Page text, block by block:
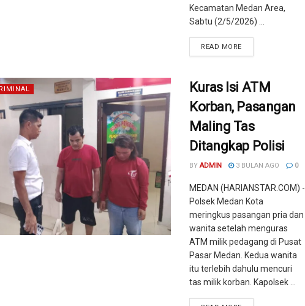
Kecamatan Medan Area,
Sabtu (2/5/2026) ...
READ MORE
Kuras Isi ATM
Korban, Pasangan
Maling Tas
Ditangkap Polisi
BY ADMIN 3 BULAN AGO 0
MEDAN (HARIANSTAR.COM) -
Polsek Medan Kota
meringkus pasangan pria dan
wanita setelah menguras
ATM milik pedagang di Pusat
Pasar Medan. Kedua wanita
itu terlebih dahulu mencuri
tas milik korban. Kapolsek ...